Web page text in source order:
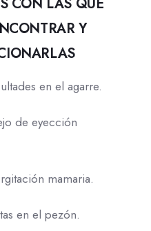
Y
en el agarre.
de eyección
mamaria.
en el pezón.